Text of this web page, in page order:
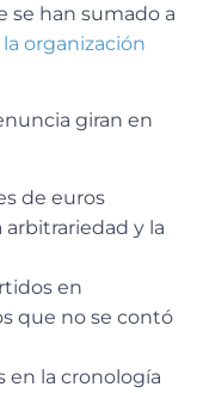
se han sumado a
organización
giran en
de euros
arbitrariedad y la
en
que no se contó
en la cronología